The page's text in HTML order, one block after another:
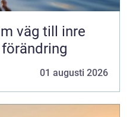
väg till inre
01 augusti 2026